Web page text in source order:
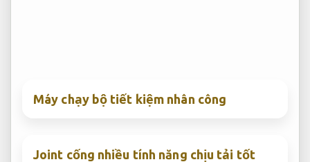
Máy chạy bộ tiết kiệm nhân công
Joint cống nhiều tính năng chịu tải tốt